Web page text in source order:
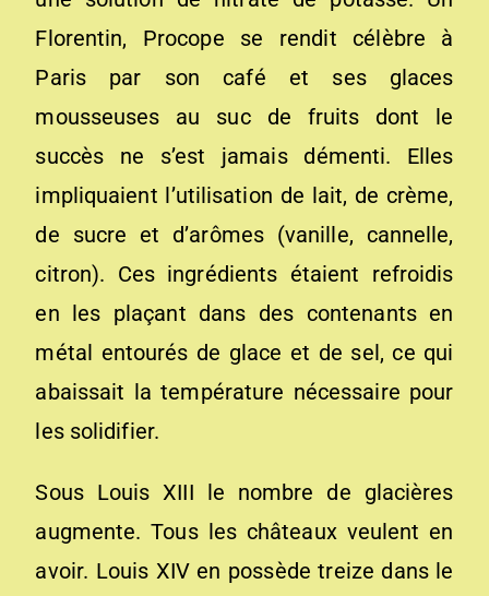
Florentin, Procope se rendit célèbre à
Paris par son café et ses glaces
mousseuses au suc de fruits dont le
succès ne s’est jamais démenti. Elles
impliquaient l’utilisation de lait, de crème,
de sucre et d’arômes (vanille, cannelle,
citron). Ces ingrédients étaient refroidis
en les plaçant dans des contenants en
métal entourés de glace et de sel, ce qui
abaissait la température nécessaire pour
les solidifier.
Sous Louis XIII le nombre de glacières
augmente. Tous les châteaux veulent en
avoir. Louis XIV en possède treize dans le